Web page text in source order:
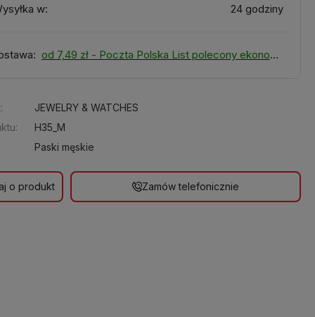
w: 24 godziny
od 7,49 zł - Poczta Polska List polecony ekonomiczny
JEWELRY & WATCHES
H35_M
Paski męskie
o produkt Zamów telefonicznie